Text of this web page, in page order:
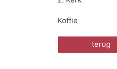
Koffie
terug